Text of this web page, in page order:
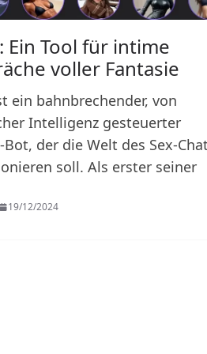
Ein Tool für intime
voller Fantasie
ein bahnbrechender, von
Intelligenz gesteuerter
Bot, der die Welt des Sex-
soll. Als erster seiner
19/12/2024